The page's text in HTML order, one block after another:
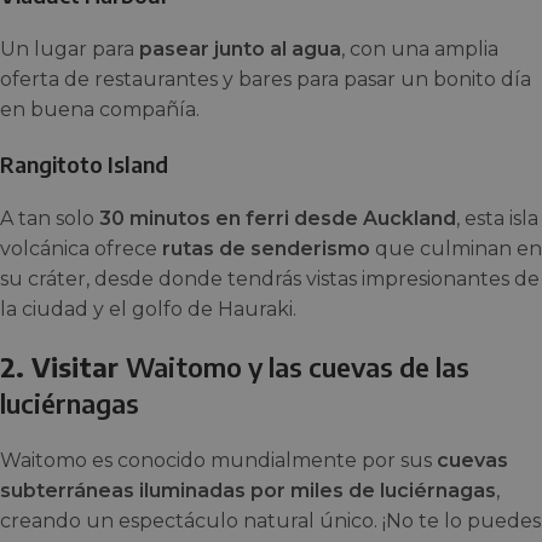
Un lugar para pasear junto al agua, con una amplia
oferta de restaurantes y bares para pasar un bonito día
en buena compañía.
Rangitoto Island
A tan solo 30 minutos en ferri desde Auckland, esta isla
volcánica ofrece rutas de senderismo que culminan en
su cráter, desde donde tendrás vistas impresionantes de
la ciudad y el golfo de Hauraki.
2. Visitar Waitomo y las cuevas de las
luciérnagas
Waitomo es conocido mundialmente por sus cuevas
subterráneas iluminadas por miles de luciérnagas,
creando un espectáculo natural único. ¡No te lo puedes